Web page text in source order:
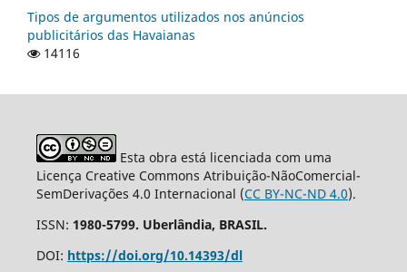
Tipos de argumentos utilizados nos anúncios
publicitários das Havaianas
14116
Esta obra está licenciada com uma
Licença Creative Commons Atribuição-NãoComercial-
SemDerivações 4.0 Internacional (CC BY-NC-ND 4.0).
ISSN: 1980-5799. Uberlândia, BRASIL.
DOI: https://doi.org/10.14393/dl